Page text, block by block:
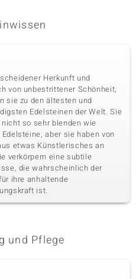
Herkunft und
von unbestrittener Schönheit,
sie zu den ältesten und
Edelsteinen der Welt. Sie
nicht so sehr blenden wie
aber sie haben von
etwas Künstlerisches an
verkörpern eine subtile
die wahrscheinlich der
ihre anhaltende
ist.
und Pflege